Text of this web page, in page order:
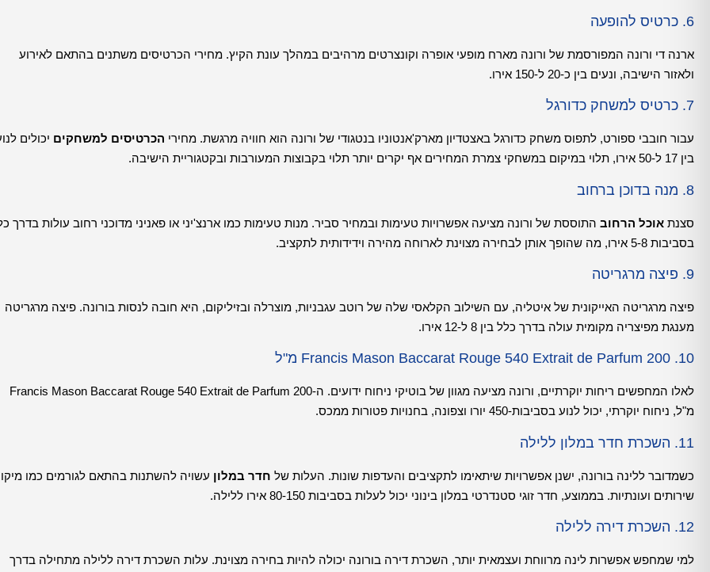
6. כרטיס להופעה
ארנה די ורונה המפורסמת של ורונה מארח מופעי אופרה וקונצרטים מרהיבים במהלך עונת הקיץ. מחירי הכרטיסים משתנים בהתאם לאירוע
ולאזור הישיבה, ונעים בין כ-20 ל-150 אירו.
7. כרטיס למשחק כדורגל
עבור חובבי ספורט, לתפוס משחק כדורגל באצטדיון מארק'אנטוניו בנטגודי של ורונה הוא חוויה מרגשת. מחירי הכרטיסים למשחקים יכולים
בין 17 ל-50 אירו, תלוי במיקום במשחקי צמרת המחירים אף יקרים יותר תלוי בקבוצות המעורבות ובקטגוריית הישיבה.
8. מנה בדוכן ברחוב
סצנת אוכל הרחוב התוססת של ורונה מציעה אפשרויות טעימות ובמחיר סביר. מנות טעימות כמו ארנצ'יני או פאניני מדוכני רחוב עולות בדרך
בסביבות 5-8 אירו, מה שהופך אותן לבחירה מצוינת לארוחה מהירה וידידותית לתקציב.
9. פיצה מרגריטה
פיצה מרגריטה האייקונית של איטליה, עם השילוב הקלאסי שלה של רוטב עגבניות, מוצרלה ובזיליקום, היא חובה לנסות בורונה. פיצה מרגריטה
מענגת מפיצריה מקומית עולה בדרך כלל בין 8 ל-12 אירו.
10. Francis Mason Baccarat Rouge 540 Extrait de Parfum 200 מ"ל
לאלו המחפשים ריחות יוקרתיים, ורונה מציעה מגוון של בוטיקי ניחוח ידועים. ה-Francis Mason Baccarat Rouge 540 Extrait de Parfum 200
מ"ל, ניחוח יוקרתי, יכול לנוע בסביבות-450 יורו וצפונה, בחנויות פטורות ממכס.
11. השכרת חדר במלון ללילה
כשמדובר ללינה בורונה, ישנן אפשרויות שיתאימו לתקציבים והעדפות שונות. העלות של חדר במלון עשויה להשתנות בהתאם לגורמים כמו
שירותים ועונתיות. בממוצע, חדר זוגי סטנדרטי במלון בינוני יכול לעלות בסביבות 80-150 אירו ללילה.
12. השכרת דירה ללילה
למי שמחפש אפשרות לינה מרווחת ועצמאית יותר, השכרת דירה בורונה יכולה להיות בחירה מצוינת. עלות השכרת דירה ללילה מתחילה בדרך